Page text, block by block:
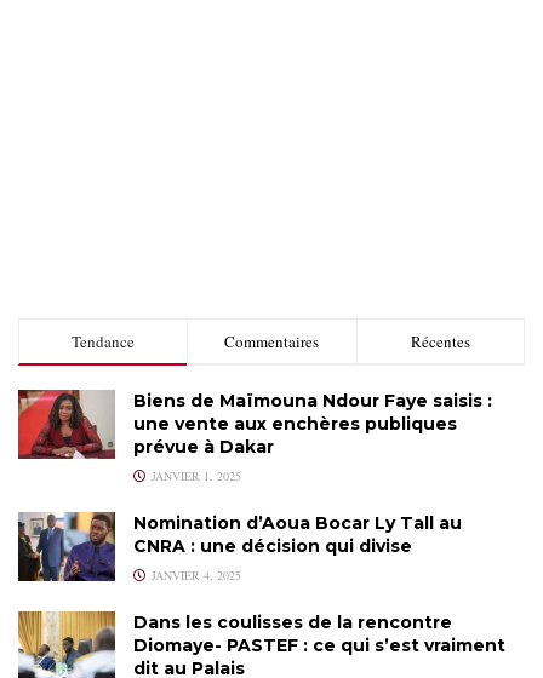
Tendance Commentaires Récentes
Biens de Maïmouna Ndour Faye saisis :
une vente aux enchères publiques
prévue à Dakar
JANVIER 1, 2025
Nomination d’Aoua Bocar Ly Tall au
CNRA : une décision qui divise
JANVIER 4, 2025
Dans les coulisses de la rencontre
Diomaye- PASTEF : ce qui s’est vraiment
dit au Palais